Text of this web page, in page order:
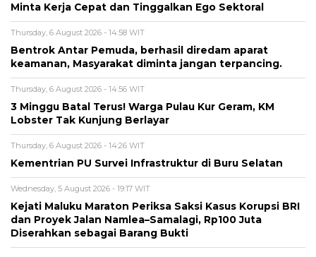
Minta Kerja Cepat dan Tinggalkan Ego Sektoral
Thursday, 6 August 2026 - 14:58 WIT
Bentrok Antar Pemuda, berhasil diredam aparat
keamanan, Masyarakat diminta jangan terpancing.
Thursday, 6 August 2026 - 14:56 WIT
3 Minggu Batal Terus! Warga Pulau Kur Geram, KM
Lobster Tak Kunjung Berlayar
Thursday, 6 August 2026 - 14:26 WIT
Kementrian PU Survei Infrastruktur di Buru Selatan
Wednesday, 5 August 2026 - 19:17 WIT
Kejati Maluku Maraton Periksa Saksi Kasus Korupsi BRI
dan Proyek Jalan Namlea–Samalagi, Rp100 Juta
Diserahkan sebagai Barang Bukti